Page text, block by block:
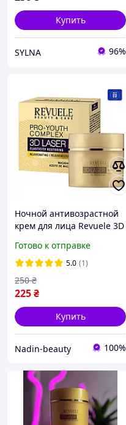
Купить
SYLNA 96%
Ночной антивозрастной
крем для лица Revuele 3D
Готово к отправке
5.0 (1)
225₴
250 ₴
Купить
Nadin-beauty 100%